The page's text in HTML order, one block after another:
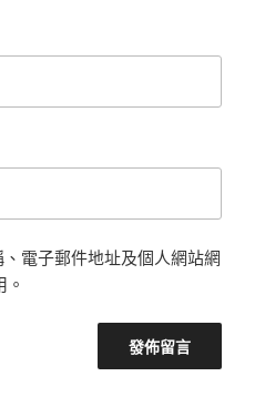
電子郵件地址及個人網站網